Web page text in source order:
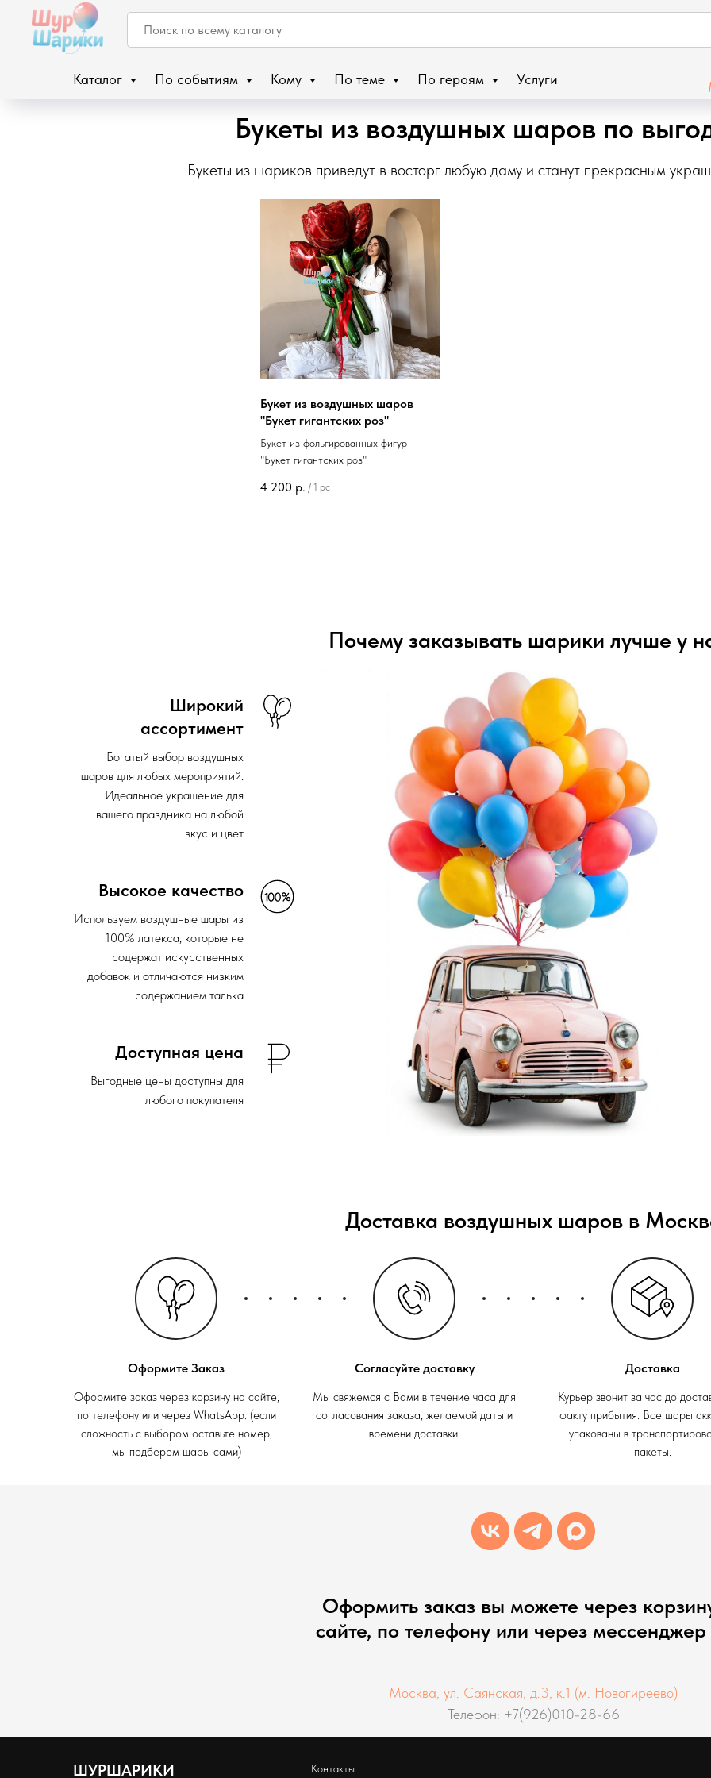
Каталог По событиям Кому По теме По героям Услуги
Букеты из воздушных шаров по
Букеты из шариков приведут в восторг любую даму и станут прекрасным
Букет из воздушных шаров
"Букет гигантских роз"
Букет из фольгированных фигур
"Букет гигантских роз"
4 200 р. / 1 pc
Почему заказывать шарики лучше у
Широкий
ассортимент
Богатый выбор воздушных
шаров для любых мероприятий.
Идеальное украшение для
вашего праздника на любой
вкус и цвет
Высокое качество
Используем воздушные шары из
100% латекса, которые не
содержат искусственных
добавок и отличаются низким
содержанием талька
Доступная цена
Выгодные цены доступны для
любого покупателя
Доставка воздушных шаров в
Оформите Заказ
Оформите заказ через корзину на сайте,
по телефону или через WhatsApp. (если
сложность с выбором оставьте номер,
мы подберем шары сами)
Согласуйте доставку
Мы свяжемся с Вами в течение часа для
согласования заказа, желаемой даты и
времени доставки.
Доставка
Курьер звонит за час до
факту прибытия. Все шары
упакованы в
пакеты.
Оформить заказ вы можете через
сайте, по телефону или через
Москва, ул. Саянская, д.3, к.1 (м. Новогиреево)
Телефон: +7(926)010-28-66
ШУРШАРИКИ Контакты